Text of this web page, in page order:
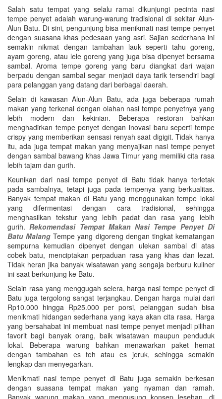
Salah satu tempat yang selalu ramai dikunjungi pecinta nasi
tempe penyet adalah warung-warung tradisional di sekitar Alun-
Alun Batu. Di sini, pengunjung bisa menikmati nasi tempe penyet
dengan suasana khas pedesaan yang asri. Sajian sederhana ini
semakin nikmat dengan tambahan lauk seperti tahu goreng,
ayam goreng, atau lele goreng yang juga bisa dipenyet bersama
sambal. Aroma tempe goreng yang baru diangkat dari wajan
berpadu dengan sambal segar menjadi daya tarik tersendiri bagi
para pelanggan yang datang dari berbagai daerah.
Selain di kawasan Alun-Alun Batu, ada juga beberapa rumah
makan yang terkenal dengan olahan nasi tempe penyetnya yang
lebih modern dan kekinian. Beberapa restoran bahkan
menghadirkan tempe penyet dengan inovasi baru seperti tempe
crispy yang memberikan sensasi renyah saat digigit. Tidak hanya
itu, ada juga tempat makan yang menyajikan nasi tempe penyet
dengan sambal bawang khas Jawa Timur yang memiliki cita rasa
lebih tajam dan gurih.
Keunikan dari nasi tempe penyet di Batu tidak hanya terletak
pada sambalnya, tetapi juga pada tempenya yang berkualitas.
Banyak tempat makan di Batu yang menggunakan tempe lokal
yang difermentasi dengan cara tradisional, sehingga
menghasilkan tekstur yang lebih padat dan rasa yang lebih
gurih.Rekomendasi Tempat Makan Nasi Tempe Penyet Di
Batu Malang Tempe yang digoreng dengan tingkat kematangan
sempurna kemudian dipenyet dengan ulekan sambal di atas
cobek batu, menciptakan perpaduan rasa yang khas dan lezat.
Tidak heran jika banyak wisatawan yang sengaja berburu kuliner
ini saat berkunjung ke Batu.
Selain rasa yang menggugah selera, harga nasi tempe penyet di
Batu juga tergolong sangat terjangkau. Dengan harga mulai dari
Rp10.000 hingga Rp25.000 per porsi, pelanggan sudah bisa
menikmati hidangan sederhana yang kaya akan cita rasa. Harga
yang bersahabat ini membuat nasi tempe penyet menjadi pilihan
favorit bagi banyak orang, baik wisatawan maupun penduduk
lokal. Beberapa warung bahkan menawarkan paket hemat
dengan tambahan es teh atau es jeruk, sehingga semakin
lengkap dan menyegarkan.
Menikmati nasi tempe penyet di Batu juga semakin berkesan
dengan suasana tempat makan yang nyaman dan ramah.
Banyak warung makan yang mengusung konsep lesehan, di